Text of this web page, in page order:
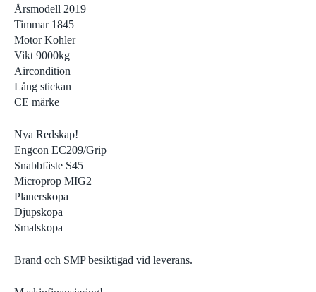
Årsmodell 2019
Timmar 1845
Motor Kohler
Vikt 9000kg
Aircondition
Lång stickan
CE märke
Nya Redskap!
Engcon EC209/Grip
Snabbfäste S45
Microprop MIG2
Planerskopa
Djupskopa
Smalskopa
Brand och SMP besiktigad vid leverans.